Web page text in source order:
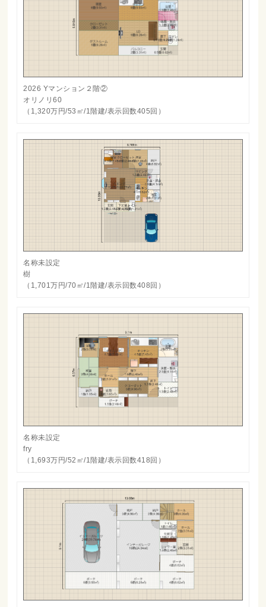
2026 Yマンション２階②
オリノリ60
（1,320万円/53㎡/1階建/表示回数405回）
名称未設定
樹
（1,701万円/70㎡/1階建/表示回数408回）
名称未設定
fry
（1,693万円/52㎡/1階建/表示回数418回）